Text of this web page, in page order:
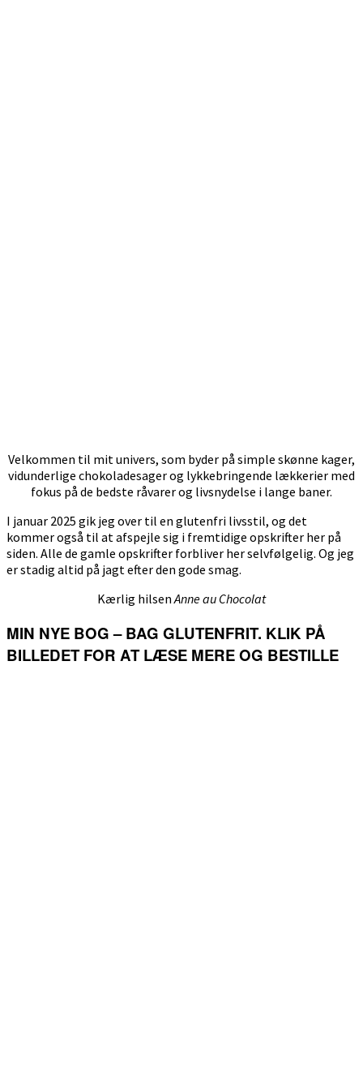
Velkommen til mit univers, som byder på simple skønne kager,
vidunderlige chokoladesager og lykkebringende lækkerier med
fokus på de bedste råvarer og livsnydelse i lange baner.
I januar 2025 gik jeg over til en glutenfri livsstil, og det
kommer også til at afspejle sig i fremtidige opskrifter her på
siden. Alle de gamle opskrifter forbliver her selvfølgelig. Og jeg
er stadig altid på jagt efter den gode smag.
Kærlig hilsenAnne au Chocolat
MIN NYE BOG – BAG GLUTENFRIT. KLIK PÅ
BILLEDET FOR AT LÆSE MERE OG BESTILLE